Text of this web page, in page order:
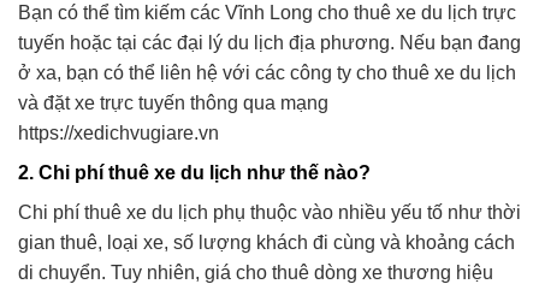
Bạn có thể tìm kiếm các Vĩnh Long cho thuê xe du lịch trực
tuyến hoặc tại các đại lý du lịch địa phương. Nếu bạn đang
ở xa, bạn có thể liên hệ với các công ty cho thuê xe du lịch
và đặt xe trực tuyến thông qua mạng
https://xedichvugiare.vn
2. Chi phí thuê xe du lịch như thế nào?
Chi phí thuê xe du lịch phụ thuộc vào nhiều yếu tố như thời
gian thuê, loại xe, số lượng khách đi cùng và khoảng cách
di chuyển. Tuy nhiên, giá cho thuê dòng xe thương hiệu